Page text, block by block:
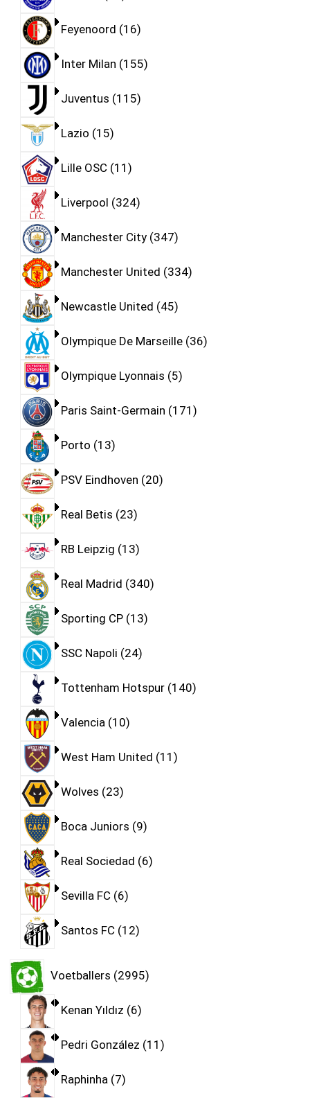
Feyenoord 16
Inter Milan 155
Juventus 115
Lazio 15
Lille OSC 11
Liverpool 324
Manchester City 347
Manchester United 334
Newcastle United 45
Olympique De Marseille 36
Olympique Lyonnais 5
Paris Saint-Germain 171
Porto 13
PSV Eindhoven 20
Real Betis 23
RB Leipzig 13
Real Madrid 340
Sporting CP 13
SSC Napoli 24
Tottenham Hotspur 140
Valencia 10
West Ham United 11
Wolves 23
Boca Juniors 9
Real Sociedad 6
Sevilla FC 6
Santos FC 12
Voetballers 2995
Kenan Yıldız 6
Pedri González 11
Raphinha 7